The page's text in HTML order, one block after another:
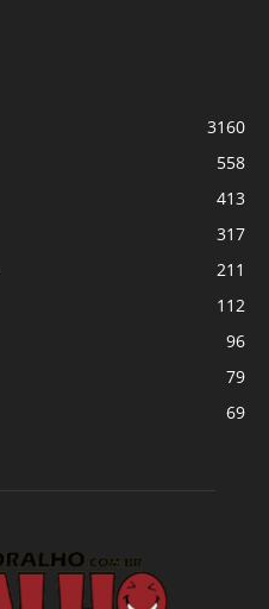
3160
558
413
317
211
112
96
79
69